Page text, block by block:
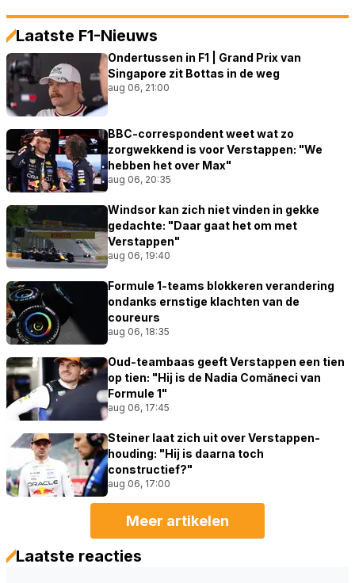
Laatste F1-Nieuws
Ondertussen in F1 | Grand Prix van
Singapore zit Bottas in de weg
aug 06, 21:00
BBC-correspondent weet wat zo
zorgwekkend is voor Verstappen: "We
hebben het over Max"
aug 06, 20:35
Windsor kan zich niet vinden in gekke
gedachte: "Daar gaat het om met
Verstappen"
aug 06, 19:40
Formule 1-teams blokkeren verandering
ondanks ernstige klachten van de
coureurs
aug 06, 18:35
Oud-teambaas geeft Verstappen een tien
op tien: "Hij is de Nadia Comăneci van
Formule 1"
aug 06, 17:45
Steiner laat zich uit over Verstappen-
houding: "Hij is daarna toch
constructief?"
aug 06, 17:00
Meer artikelen
Laatste reacties